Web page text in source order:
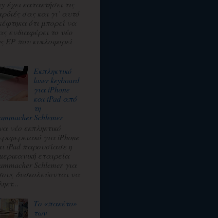
έχει κατακτήσει τις
σας και γι’ αυτό
ότι μπορεί να
ενδιαφέρει το νέο
EP που κυκλοφορεί
Εκπληκτικό
laser keyboard
για iPhone
και iPad από
τη
Schlemer
νέο εκπληκτικό
για iPhone
iPad παρουσίασε η
εταιρεία
Schlemer για
δυσκολεύονται να
Το «πακέτο»
των